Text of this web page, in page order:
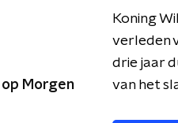
op Morgen
Koning
verleden
drie jaar
van het